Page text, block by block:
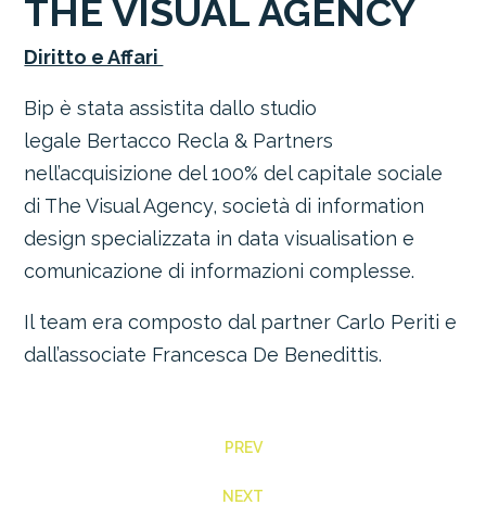
THE VISUAL AGENCY
Diritto e Affari
Bip è stata assistita dallo studio
legale Bertacco Recla & Partners
nell’acquisizione del 100% del capitale sociale
di The Visual Agency, società di information
design specializzata in data visualisation e
comunicazione di informazioni complesse.
Il team era composto dal partner Carlo Periti e
dall’associate Francesca De Benedittis.
PREV
NEXT